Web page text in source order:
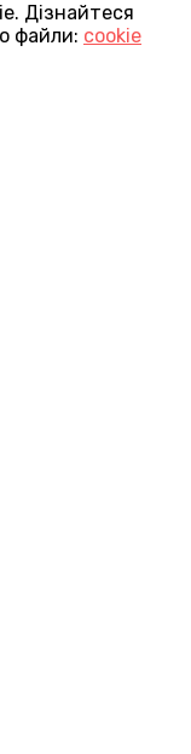
Дізнайтеся
файли: cookie